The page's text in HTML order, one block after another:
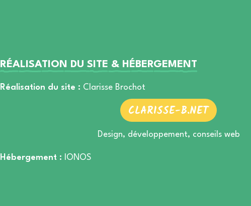
RÉALISATION DU SITE & HÉBERGEMENT
Réalisation du site : Clarisse Brochot
CLARISSE-B.NET
Design, développement, conseils web
Hébergement : IONOS